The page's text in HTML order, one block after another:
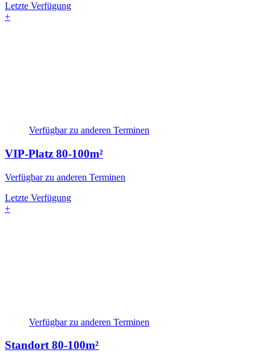
Letzte Verfügung
+
Verfügbar zu anderen Terminen
VIP-Platz 80-100m²
Verfügbar zu anderen Terminen
Letzte Verfügung
+
Verfügbar zu anderen Terminen
Standort80-100m²